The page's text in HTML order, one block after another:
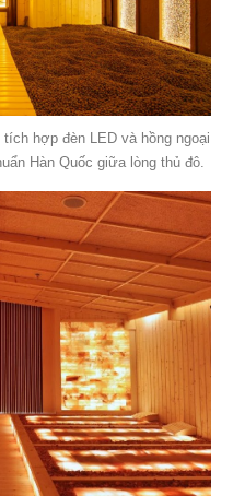
hợp đèn LED và hồng ngoại
Hàn Quốc giữa lòng thủ đô.